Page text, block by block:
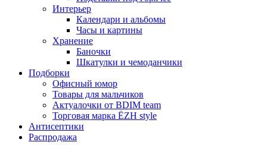
Интерьер
Календари и альбомы
Часы и картины
Хранение
Баночки
Шкатулки и чемоданчики
Подборки
Офисный юмор
Товары для мальчиков
Актуалочки от BDIM team
Торговая марка ЁZH style
Антисептики
Распродажа